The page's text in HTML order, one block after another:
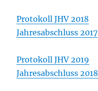
Protokoll JHV 2018
Jahresabschluss 2017
Protokoll JHV 2019
Jahresabschluss 2018